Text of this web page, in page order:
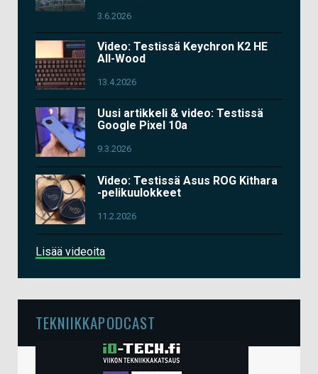
3.6.2026
Video: Testissä Keychron K2 HE
All-Wood
13.4.2026
Uusi artikkeli & video: Testissä
Google Pixel 10a
9.3.2026
Video: Testissä Asus ROG Kithara
-pelikuulokkeet
11.2.2026
Lisää videoita
TEKNIIKKAPODCAST